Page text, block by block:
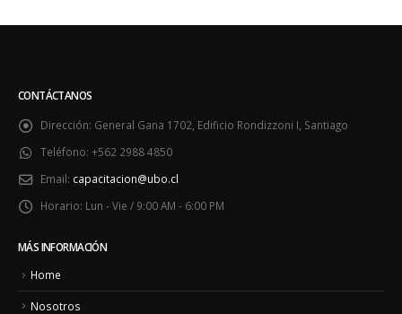
CONTÁCTANOS
Dirección: General Gana 1702, Edificio Rondizzoni I, Santiago
Teléfono: +562 2988 4850
Email: capacitacion@ubo.cl
Horario: Lun - Vie / 9:00 AM - 6:00 PM
MÁS INFORMACIÓN
Home
Nosotros